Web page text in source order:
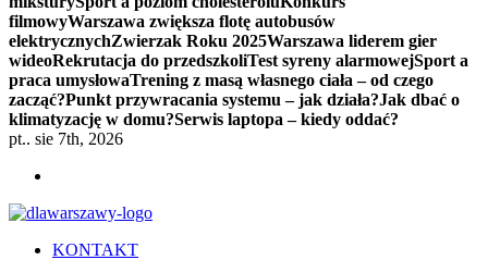
filmowyWarszawa zwiększa flotę autobusów
elektrycznychZwierzak Roku 2025Warszawa liderem gier
wideoRekrutacja do przedszkoliTest syreny alarmowejSport a
praca umysłowaTrening z masą własnego ciała – od czego
zacząć?Punkt przywracania systemu – jak działa?Jak dbać o
klimatyzację w domu?Serwis laptopa – kiedy oddać?
pt.. sie 7th, 2026
KONTAKT